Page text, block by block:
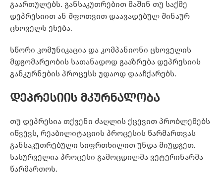
გაართულებს. განსაკუთრებით მაშინ თუ საქმე
დეპრესიით ან შფოთვით დაავადებულ შინაურ
ცხოველს ეხება.
სწორი კომუნიკაცია და კომპანიონი ცხოველის
მდგომარეობის სათანადოდ გააზრება დეპრესიის
განკურნების პროცესს უდაოდ დააჩქარებს.
დეპრესიის მკურნალობა
თუ დეპრესია თქვენი ძაღლის ქცევით პრობლემებს
იწვევს, რეაბილიტაციის პროცესის წარმართვას
განსაკუთრებული სიფრთხილით უნდა მიუდგეთ.
სასურველია პროცესი გამოცდილმა ვეტერინარმა
წარმართოს.